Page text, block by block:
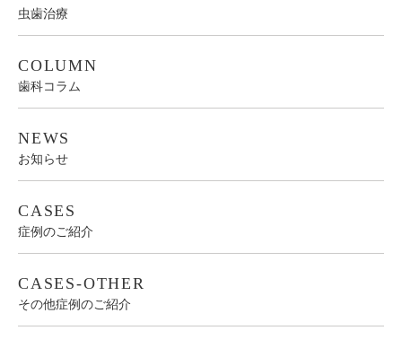
虫歯治療
COLUMN
歯科コラム
NEWS
お知らせ
CASES
症例のご紹介
CASES-OTHER
その他症例のご紹介